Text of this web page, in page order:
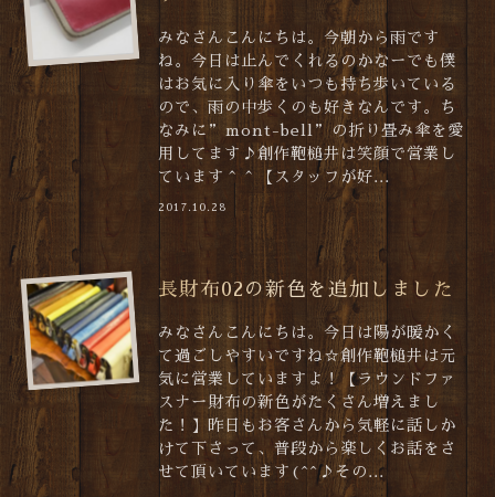
みなさんこんにちは。今朝から雨です
ね。今日は止んでくれるのかなーでも僕
はお気に入り傘をいつも持ち歩いている
ので、雨の中歩くのも好きなんです。ち
なみに”mont-bell”の折り畳み傘を愛
用してます♪創作鞄槌井は笑顔で営業し
ています＾＾【スタッフが好...
2017.10.28
長財布02の新色を追加しました
みなさんこんにちは。今日は陽が暖かく
て過ごしやすいですね☆創作鞄槌井は元
気に営業していますよ！【ラウンドファ
スナー財布の新色がたくさん増えまし
た！】昨日もお客さんから気軽に話しか
けて下さって、普段から楽しくお話をさ
せて頂いています(^^♪その...